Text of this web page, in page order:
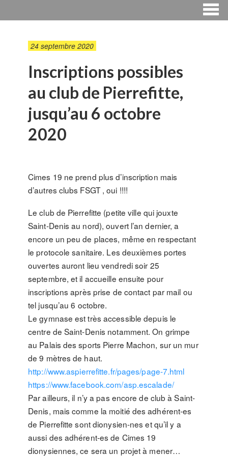
24 septembre 2020
Inscriptions possibles
au club de Pierrefitte,
jusqu’au 6 octobre
2020
Cimes 19 ne prend plus d’inscription mais
d’autres clubs FSGT , oui !!!!
Le club de Pierrefitte (petite ville qui jouxte
Saint-Denis au nord), ouvert l’an dernier, a
encore un peu de places, même en respectant
le protocole sanitaire. Les deuxièmes portes
ouvertes auront lieu vendredi soir 25
septembre, et il accueille ensuite pour
inscriptions après prise de contact par mail ou
tel jusqu’au 6 octobre.
Le gymnase est très accessible depuis le
centre de Saint-Denis notamment. On grimpe
au Palais des sports Pierre Machon, sur un mur
de 9 mètres de haut.
http://www.aspierrefitte.fr/pages/page-7.html
https://www.facebook.com/asp.escalade/
Par ailleurs, il n’y a pas encore de club à Saint-
Denis, mais comme la moitié des adhérent-es
de Pierrefitte sont dionysien-nes et qu’il y a
aussi des adhérent-es de Cimes 19
dionysiennes, ce sera un projet à mener…